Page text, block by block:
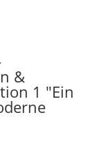
&
1 "Ein